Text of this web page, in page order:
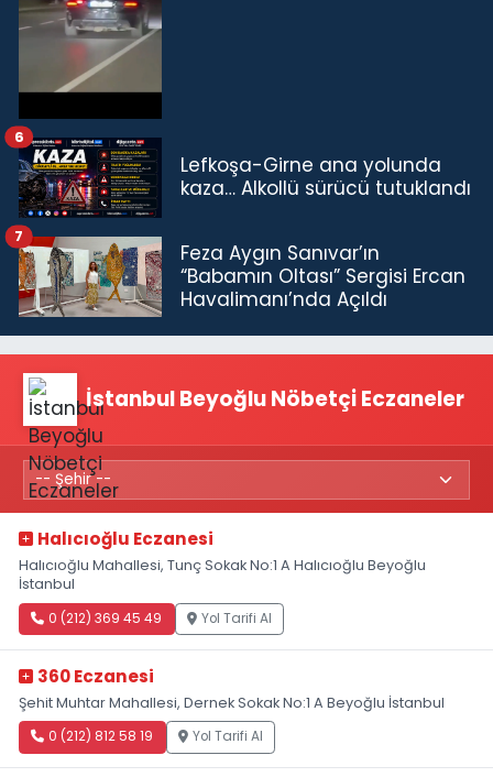
Lefkoşa-Girne ana yolunda
kaza… Alkollü sürücü tutuklandı
6
Feza Aygın Sanıvar’ın
“Babamın Oltası” Sergisi Ercan
Havalimanı’nda Açıldı
7
İstanbul Beyoğlu Nöbetçi Eczaneler
Halıcıoğlu Eczanesi
Halıcıoğlu Mahallesi, Tunç Sokak No:1 A Halıcıoğlu Beyoğlu
İstanbul
0 (212) 369 45 49 Yol Tarifi Al
360 Eczanesi
Şehit Muhtar Mahallesi, Dernek Sokak No:1 A Beyoğlu İstanbul
0 (212) 812 58 19 Yol Tarifi Al